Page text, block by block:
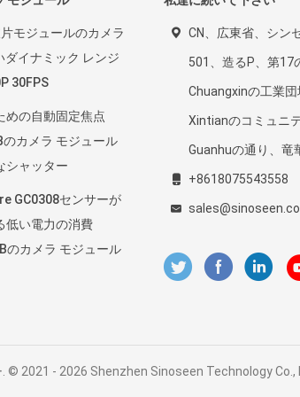
モジュールのカメラ
ダイナミック レンジ
30FPS
めの自動固定焦点
のカメラ モジュール
シャッター
GC0308センサーが
低い電力の消費
のカメラ モジュール
CN、広東省、シン
501、造るP、第17
Chuangxinの工業団
Xintianのコミュニテ
Guanhuの通り、竜
+8618075543558
© 2021 - 2026 Shenzhen Sinoseen Technology Co.,